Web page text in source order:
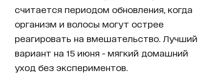
считается периодом обновления, когда
организм и волосы могут острее
реагировать на вмешательство. Лучший
вариант на 15 июня - мягкий домашний
уход без экспериментов.